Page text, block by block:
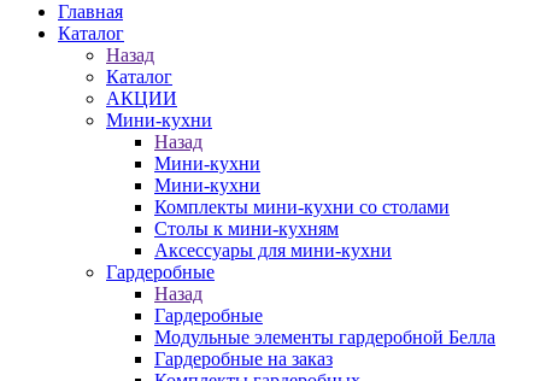
Главная
Каталог
Назад
Каталог
АКЦИИ
Мини-кухни
Назад
Мини-кухни
Мини-кухни
Комплекты мини-кухни со столами
Столы к мини-кухням
Аксессуары для мини-кухни
Гардеробные
Назад
Гардеробные
Модульные элементы гардеробной Белла
Гардеробные на заказ